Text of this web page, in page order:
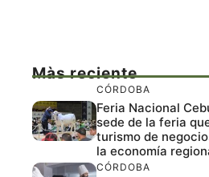
Màs reciente
CÓRDOBA
Feria Nacional
sede de la feria
turismo de
la economía
CÓRDOBA